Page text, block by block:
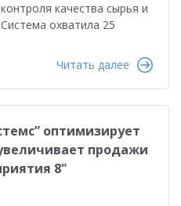
качества сырья и
охватила 25
Читать далее
оптимизирует
продажи
8"